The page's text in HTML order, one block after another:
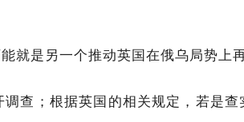
就是另一个推动英国在俄乌局势上
查；根据英国的相关规定，若是查